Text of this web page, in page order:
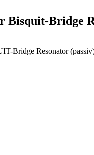
Bisquit-Bridge
Bridge Resonator